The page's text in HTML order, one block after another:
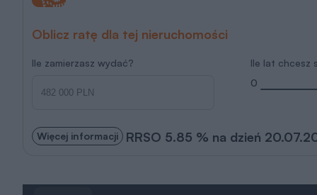
Oblicz ratę dla tej nieruchomości
Ile zamierzasz wydać?
Ile lat chcesz
0
Więcej informacji RRSO 5.85 % na dzień